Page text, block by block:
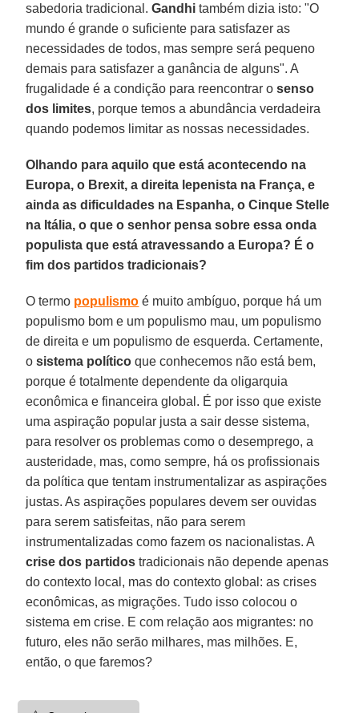
sabedoria tradicional.Gandhi também dizia isto: "O
mundo é grande o suficiente para satisfazer as
necessidades de todos, mas sempre será pequeno
demais para satisfazer a ganância de alguns". A
frugalidade é a condição para reencontrar osenso
dos limites, porque temos a abundância verdadeira
quando podemos limitar as nossas necessidades.
Olhando para aquilo que está acontecendo na
Europa, o Brexit, a direita lepenista na França, e
ainda as dificuldades na Espanha, o Cinque Stelle
na Itália, o que o senhor pensa sobre essa onda
populista que está atravessando a Europa? É o
fim dos partidos tradicionais?
O termo populismo é muito ambíguo, porque há um
populismo bom e um populismo mau, um populismo
de direita e um populismo de esquerda. Certamente,
osistema político que conhecemos não está bem,
porque é totalmente dependente da oligarquia
econômica e financeira global. É por isso que existe
uma aspiração popular justa a sair desse sistema,
para resolver os problemas como o desemprego, a
austeridade, mas, como sempre, há os profissionais
da política que tentam instrumentalizar as aspirações
justas. As aspirações populares devem ser ouvidas
para serem satisfeitas, não para serem
instrumentalizadas como fazem os nacionalistas. A
crise dos partidos tradicionais não depende apenas
do contexto local, mas do contexto global: as crises
econômicas, as migrações. Tudo isso colocou o
sistema em crise. E com relação aos migrantes: no
futuro, eles não serão milhares, mas milhões. E,
então, o que faremos?